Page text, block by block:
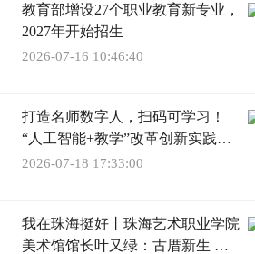
教育部增设27个职业教育新专业，
2027年开始招生
2026-07-16 10:46:40
打造名师数字人，扫码可学习！
“人工智能+教学”改革创新实践专
题研讨会在珠海举办
2026-07-18 17:33:00
我在珠海挺好丨珠海艺术职业学院
美术馆馆长叶又绿：古厝新生 以